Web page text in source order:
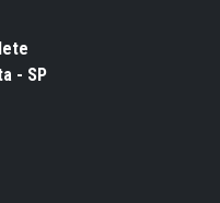
- SP